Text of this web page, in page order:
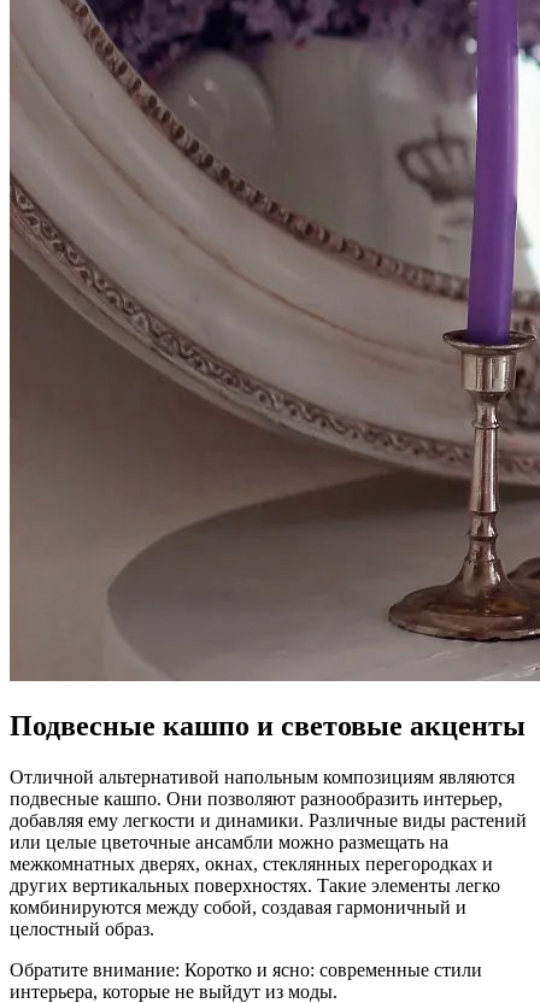
Подвесные кашпо и световые акценты
Отличной альтернативой напольным композициям являются
подвесные кашпо. Они позволяют разнообразить интерьер,
добавляя ему легкости и динамики. Различные виды растений
или целые цветочные ансамбли можно размещать на
межкомнатных дверях, окнах, стеклянных перегородках и
других вертикальных поверхностях. Такие элементы легко
комбинируются между собой, создавая гармоничный и
целостный образ.
Обратите внимание: Коротко и ясно: современные стили
интерьера, которые не выйдут из моды.